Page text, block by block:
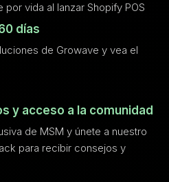
vida al lanzar Shopify POS
días
de Growave y vea el
y acceso a la comunidad
de MSM y únete a nuestro
para recibir consejos y